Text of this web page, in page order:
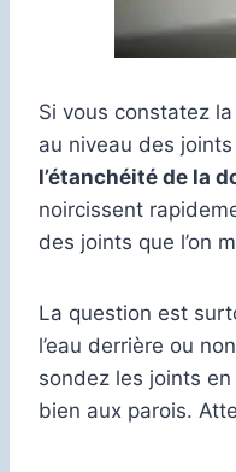
Si vous constatez
au niveau des
l’étanchéité de la
noircissent
des joints que l’on
La question est
l’eau derrière ou
sondez les joints
bien aux parois.